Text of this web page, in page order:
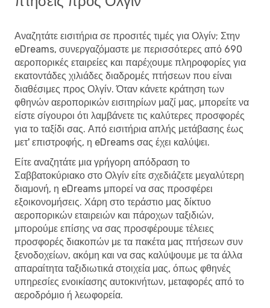
Αναζητάτε εισιτήρια σε προσιτές τιμές για Ολγίν; Στην
eDreams, συνεργαζόμαστε με περισσότερες από 690
αεροπορικές εταιρείες και παρέχουμε πληροφορίες για
εκατοντάδες χιλιάδες διαδρομές πτήσεων που είναι
διαθέσιμες προς Ολγίν. Όταν κάνετε κράτηση των
φθηνών αεροπορικών εισιτηρίων μαζί μας, μπορείτε να
είστε σίγουροι ότι λαμβάνετε τις καλύτερες προσφορές
για το ταξίδι σας. Από εισιτήρια απλής μετάβασης έως
μετ' επιστροφής, η eDreams σας έχει καλύψει.
Είτε αναζητάτε μια γρήγορη απόδραση το
Σαββατοκύριακο στο Ολγίν είτε σχεδιάζετε μεγαλύτερη
διαμονή, η eDreams μπορεί να σας προσφέρει
εξοικονομήσεις. Χάρη στο τεράστιο μας δίκτυο
αεροπορικών εταιρειών και πάροχων ταξιδιών,
μπορούμε επίσης να σας προσφέρουμε τέλειες
προσφορές διακοπών με τα πακέτα μας πτήσεων συν
ξενοδοχείων, ακόμη και να σας καλύψουμε με τα άλλα
απαραίτητα ταξιδιωτικά στοιχεία μας, όπως φθηνές
υπηρεσίες ενοικίασης αυτοκινήτων, μεταφορές από το
αεροδρόμιο ή λεωφορεία.